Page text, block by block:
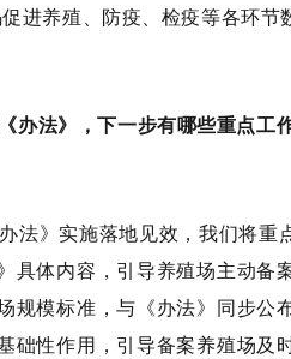
促进养殖、防疫、检疫等各环节
办法》，下一步有哪些重点工
法》实施落地见效，我们将重
具体内容，引导养殖场主动备
规模标准 ，与《办法》同步公
础性作用，引导备案养殖场及